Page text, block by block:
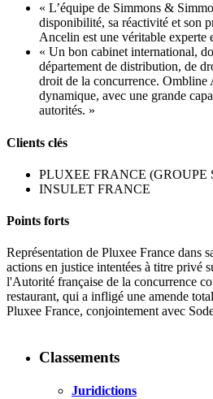
« L’équipe de Simmons &
disponibilité, sa réactivité et son
Ancelin est une véritable experte
« Un bon cabinet international,
département de distribution, de
droit de la concurrence. Ombline
dynamique, avec une grande
autorités. »
Clients clés
PLUXEE FRANCE (GROUPE
INSULET FRANCE
Points forts
Représentation de Pluxee France dans
actions en justice intentées à titre privé
l'Autorité française de la concurrence
restaurant, qui a infligé une amende
Pluxee France, conjointement avec
Classements
Juridictions